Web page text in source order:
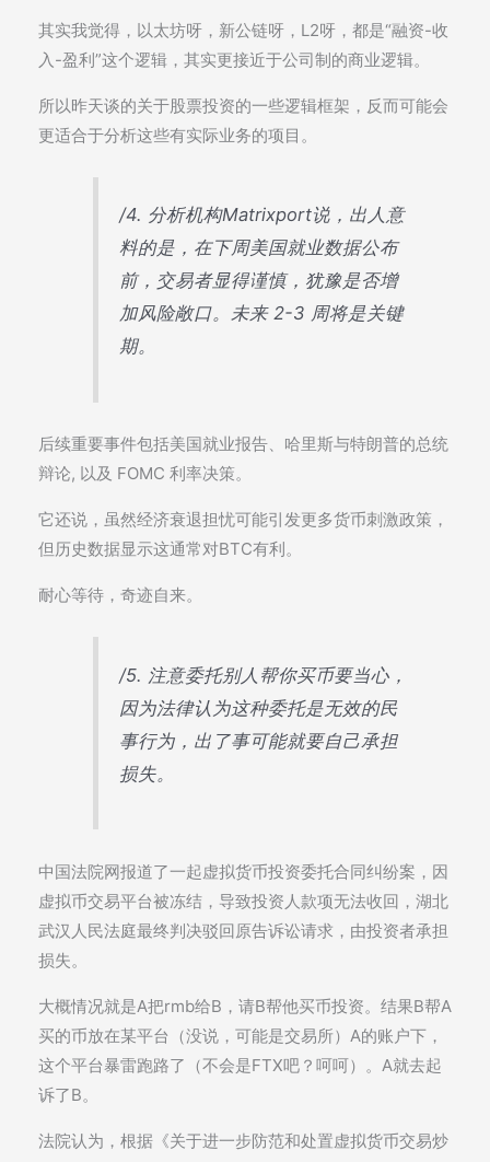
其实我觉得，以太坊呀，新公链呀，L2呀，都是“融资-收
入-盈利”这个逻辑，其实更接近于公司制的商业逻辑。
所以昨天谈的关于股票投资的一些逻辑框架，反而可能会
更适合于分析这些有实际业务的项目。
/4. 分析机构Matrixport说，出人意
料的是，在下周美国就业数据公布
前，交易者显得谨慎，犹豫是否增
加风险敞口。未来 2-3 周将是关键
期。
后续重要事件包括美国就业报告、哈里斯与特朗普的总统
辩论, 以及 FOMC 利率决策。
它还说，虽然经济衰退担忧可能引发更多货币刺激政策，
但历史数据显示这通常对BTC有利。
耐心等待，奇迹自来。
/5. 注意委托别人帮你买币要当心，
因为法律认为这种委托是无效的民
事行为，出了事可能就要自己承担
损失。
中国法院网报道了一起虚拟货币投资委托合同纠纷案，因
虚拟币交易平台被冻结，导致投资人款项无法收回，湖北
武汉人民法庭最终判决驳回原告诉讼请求，由投资者承担
损失。
大概情况就是A把rmb给B，请B帮他买币投资。结果B帮A
买的币放在某平台（没说，可能是交易所）A的账户下，
这个平台暴雷跑路了（不会是FTX吧？呵呵）。A就去起
诉了B。
法院认为，根据《关于进一步防范和处置虚拟货币交易炒